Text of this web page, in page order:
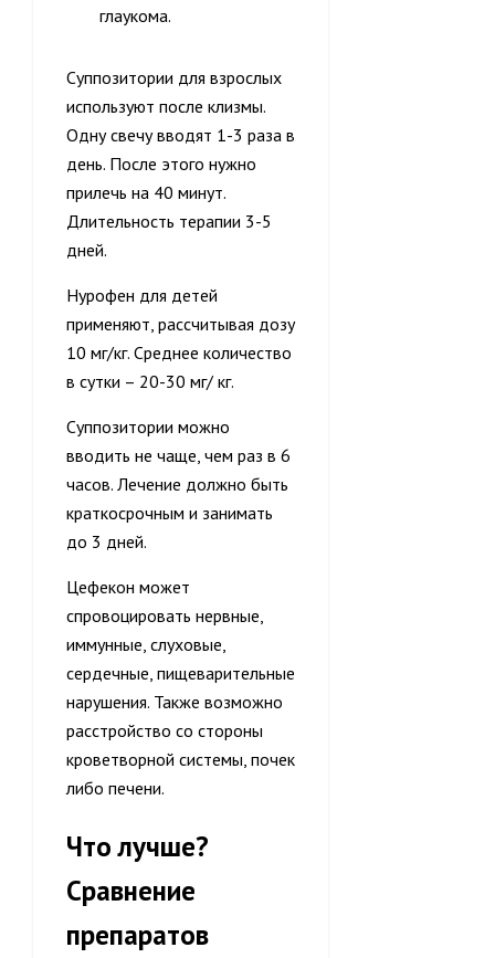
глаукома.
Суппозитории для взрослых
используют после клизмы.
Одну свечу вводят 1-3 раза в
день. После этого нужно
прилечь на 40 минут.
Длительность терапии 3-5
дней.
Нурофен для детей
применяют, рассчитывая дозу
10 мг/кг. Среднее количество
в сутки – 20-30 мг/ кг.
Суппозитории можно
вводить не чаще, чем раз в 6
часов. Лечение должно быть
краткосрочным и занимать
до 3 дней.
Цефекон может
спровоцировать нервные,
иммунные, слуховые,
сердечные, пищеварительные
нарушения. Также возможно
расстройство со стороны
кроветворной системы, почек
либо печени.
Что лучше?
Сравнение
препаратов